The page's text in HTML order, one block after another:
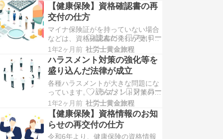
くなってしまうことはありませんで
しょうか。 ブログへお越しいただき
ありがとうございます。 社会保険労
務士の鈴木翔太郎と申します。 以前
は、健康保険に関するアイテムと言
えば健康保険証…
【健康保険】資格確認書の再
交付の仕方
マイナ保険証がを持っていない場合
などは、資格確認書の発行が受けら
れます。 紛失した時は、どうすれば
良いでしょうか。 ブログへお越しい
ただきありがとうございます。 社会
保険労務士の鈴木翔太郎と申しま
す。 マイナ保険証の本格運用・健康
保険証の廃止に伴い、資格確認書の
発行が始まりまし…
1年2ヶ月前 社労士黄金旅程
ハラスメント対策の強化等を
盛り込んだ法律が成立
各種ハラスメントが大きな問題にな
っています。 ハラスメント対策の強
化を盛り込んだ改正法が成立しまし
た。 ブログへお越しいただきありが
とうございます。 社会保険労務士の
鈴木翔太郎と申します。 カスハラや
セクハラなど、ハラスメントが問題
1年2ヶ月前 社労士黄金旅程
【健康保険】資格情報のお知
らせの再交付の仕方
令和6年より、健康保険の資格情報